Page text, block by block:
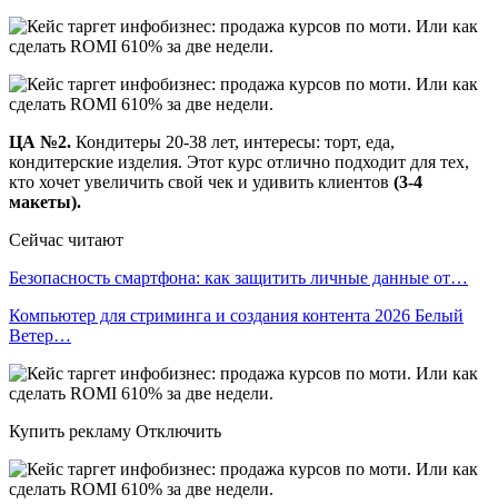
ЦА №2. Кондитеры 20-38 лет, интересы: торт, еда,
кондитерские изделия. Этот курс отлично подходит для тех,
кто хочет увеличить свой чек и удивить клиентов (3-4
макеты).
Сейчас читают
Безопасность смартфона: как защитить личные данные от…
Компьютер для стриминга и создания контента 2026 Белый
Ветер…
Купить рекламу Отключить